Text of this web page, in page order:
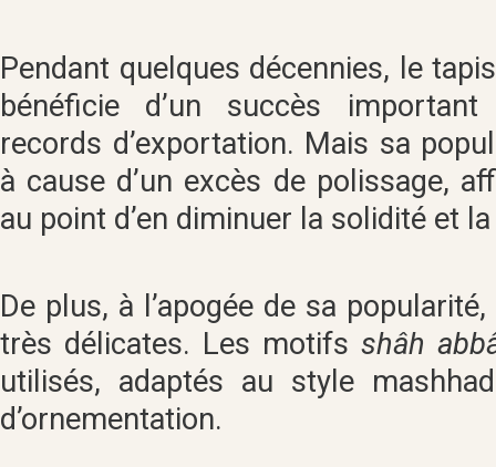
Pendant quelques décennies, le
bénéficie d’un succès
records d’exportation. Mais sa
à cause d’un excès de polissage,
au point d’en diminuer la solidité et
De plus, à l’apogée de sa
très délicates. Les motifs shâh
utilisés, adaptés au style
d’ornementation.